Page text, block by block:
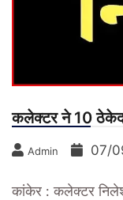
कलेक्टर ने 10
Admin 07/
कांकेर : कलेक्टर